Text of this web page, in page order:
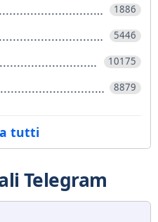
1886
5446
10175
8879
Telegram